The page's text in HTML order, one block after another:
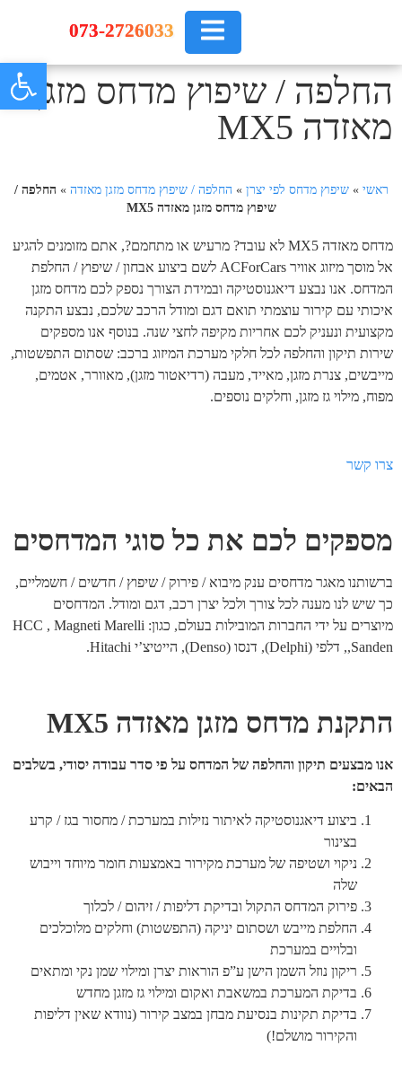
073-2726033
החלפה / שיפוץ מדחס מזגן
מאזדה MX5
ראשי »שיפוץ מדחס לפי יצרן » החלפה / שיפוץ מדחס מזגן מאזדה » החלפה /
שיפוץ מדחס מזגן מאזדה MX5
מדחס מאזדה MX5 לא עובד? מרעיש או מתחמם?, אתם מזומנים להגיע
אל מוסך מיזוג אוויר ACForCars לשם ביצוע אבחון / שיפוץ / החלפת
המדחס. אנו נבצע דיאגנוסטיקה ובמידת הצורך נספק לכם מדחס מזגן
איכותי עם קירור עוצמתי תואם דגם ומודל הרכב שלכם, נבצע התקנה
מקצועית ונעניק לכם אחריות מקיפה לחצי שנה. בנוסף אנו מספקים
שירות תיקון והחלפה לכל חלקי מערכת המיזוג ברכב: שסתום התפשטות,
מייבשים, צנרת מזגן, מאייד, מעבה (רדיאטור מזגן), מאוורר, אטמים,
מפוח, מילוי גז מזגן, וחלקים נוספים.
צרו קשר
מספקים לכם את כל סוגי המדחסים
ברשותנו מאגר מדחסים ענק מיבוא / פירוק / שיפוץ / חדשים / חשמליים,
כך שיש לנו מענה לכל צורך ולכל יצרן רכב, דגם ומודל. המדחסים
מיוצרים על ידי החברות המובילות בעולם, כגון: HCC , Magneti Marelli
,Sanden, דלפי (Delphi), דנסו (Denso), הייטיצ’י Hitachi.
התקנת מדחס מזגן מאזדה MX5
אנו מבצעים תיקון והחלפה של המדחס על פי סדר עבודה יסודי, בשלבים
הבאים:
ביצוע דיאגנוסטיקה לאיתור נזילות במערכת / מחסור בגז / קרע
בצינור
ניקוי ושטיפה של מערכת מקירור באמצעות חומר מיוחד וייבוש
שלה
פירוק המדחס התקול ובדיקת דליפות / זיהום / לכלוך
החלפת מייבש ושסתום יניקה (התפשטות) וחלקים מלוכלכים
ובלויים במערכת
ריקון נוזל השמן הישן ע”פ הוראות יצרן ומילוי שמן נקי ומתאים
בדיקת המערכת במשאבת ואקום ומילוי גז מזגן מחדש
בדיקת תקינות בנסיעת מבחן במצב קירור (נוודא שאין דליפות
והקירור מושלם!)